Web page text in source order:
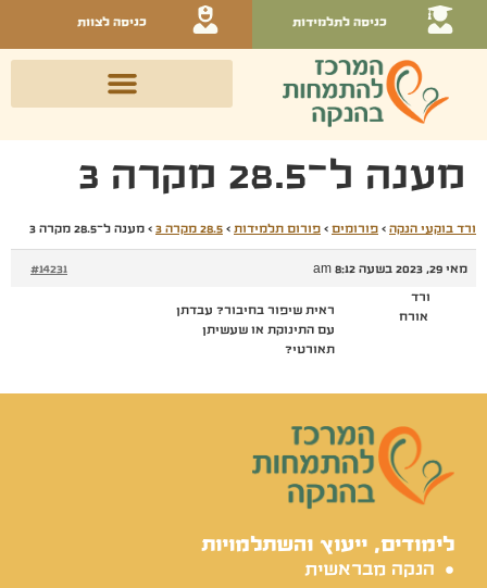
כניסה לתלמידות כניסה לצוות
מענה ל־28.5 מקרה 3
ורד בוקעי הנקה › פורומים › פורום תלמידות › 28.5 מקרה 3 › מענה ל־28.5 מקרה 3
מאי 29, 2023 בשעה 8:12 am #14231
ורד
אורח
ראית שיפור בחיבור? עבדתן
עם התינוקת או שעשיתן
תאורטי?
לימודים, ייעוץ והשתלמויות
הנקה מבראשית